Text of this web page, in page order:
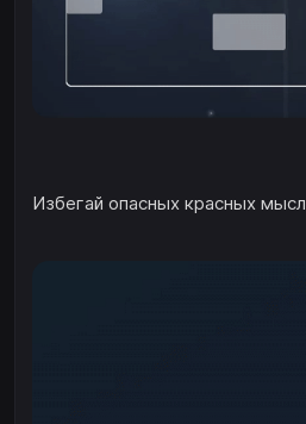
Избегай опасных красных